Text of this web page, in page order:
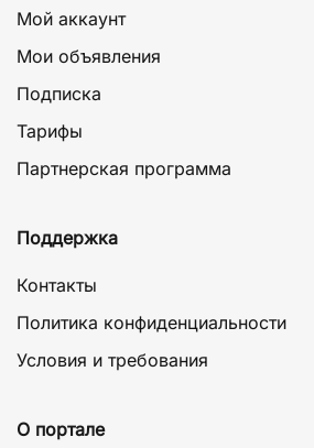
Мой аккаунт
Мои объявления
Подписка
Тарифы
Партнерская программа
Поддержка
Контакты
Политика конфиденциальности
Условия и требования
О портале